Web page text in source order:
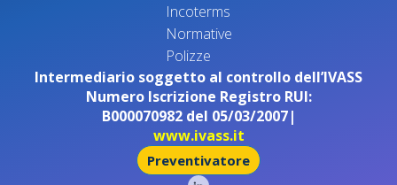
Incoterms
Normative
Polizze
Intermediario soggetto al controllo dell’IVASS
Numero Iscrizione Registro RUI:
B000070982 del 05/03/2007|
www.ivass.it
Preventivatore